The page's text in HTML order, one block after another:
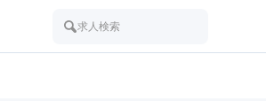
求人検索